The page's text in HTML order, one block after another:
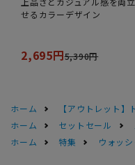
せるカラーデザイン
2,695円5,390円
ホーム 【アウトレット】
ホーム
セットセール
ホーム
特集 ウォッ